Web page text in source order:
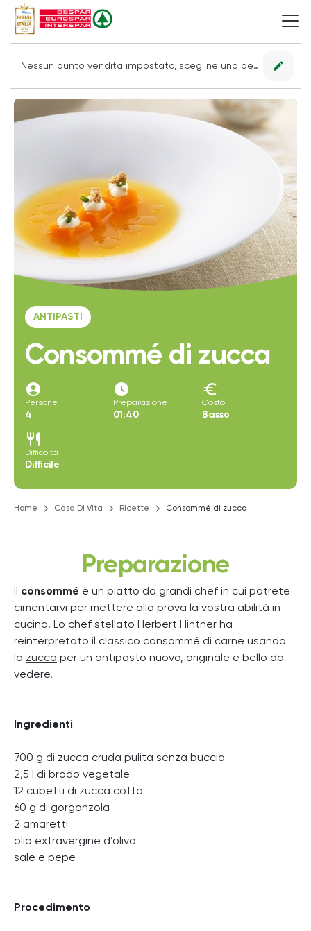
Nessun punto vendita impostato, scegline uno per vedere le offerte. edit
ANTIPASTI
Consommé di zucca
account_circle
Persone
4
access_time_filled
Preparazione
01:40
euro
Costo
Basso
restaurant
Difficoltà
Difficile
Home Casa Di Vita Ricette Consommé di zucca
Preparazione
consommé è un piatto da grandi chef in cui potrete
cimentarvi per mettere alla prova la vostra abilità in
cucina. Lo chef stellato Herbert Hintner ha
reinterpretato il classico consommé di carne usando
la zucca per un antipasto nuovo, originale e bello da
vedere.
Ingredienti
700 g di zucca cruda pulita senza buccia
2,5 l di brodo vegetale
12 cubetti di zucca cotta
60 g di gorgonzola
2 amaretti
olio extravergine d’oliva
sale e pepe
Procedimento